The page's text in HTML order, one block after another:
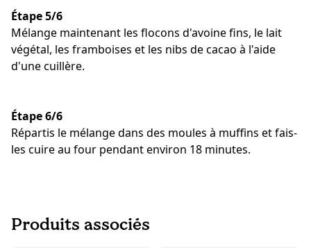
Étape 5/6
Mélange maintenant les flocons d'avoine fins, le lait
végétal, les framboises et les nibs de cacao à l'aide
d'une cuillère.
Étape 6/6
Répartis le mélange dans des moules à muffins et fais-
les cuire au four pendant environ 18 minutes.
Produits associés